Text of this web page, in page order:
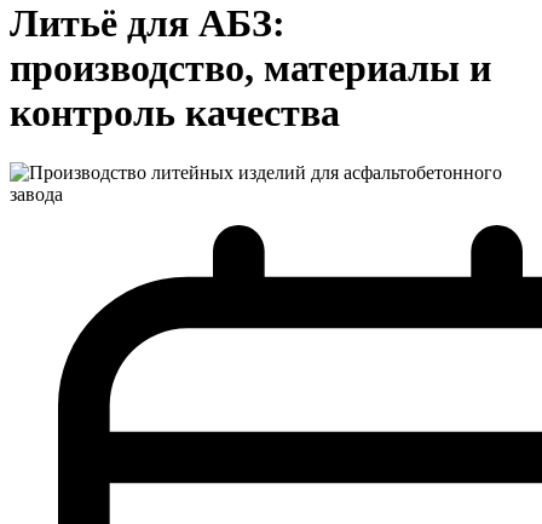
Литьё для АБЗ:
производство, материалы и
контроль качества